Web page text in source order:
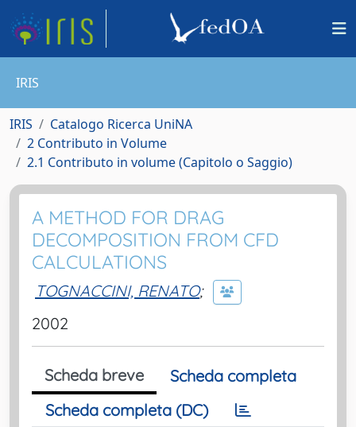
IRIS
IRIS
Catalogo Ricerca UniNA
2 Contributo in Volume
2.1 Contributo in volume (Capitolo o Saggio)
A METHOD FOR DRAG
DECOMPOSITION FROM CFD
CALCULATIONS
TOGNACCINI, RENATO;
2002
Scheda breve
Scheda completa
Scheda completa (DC)